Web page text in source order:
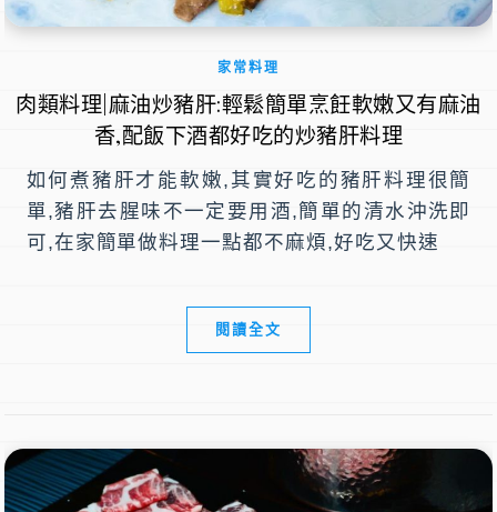
家常料理
肉類料理|麻油炒豬肝:輕鬆簡單烹飪軟嫩又有麻油
香,配飯下酒都好吃的炒豬肝料理
如何煮豬肝才能軟嫩,其實好吃的豬肝料理很簡
單,豬肝去腥味不一定要用酒,簡單的清水沖洗即
可,在家簡單做料理一點都不麻煩,好吃又快速
閱讀全文